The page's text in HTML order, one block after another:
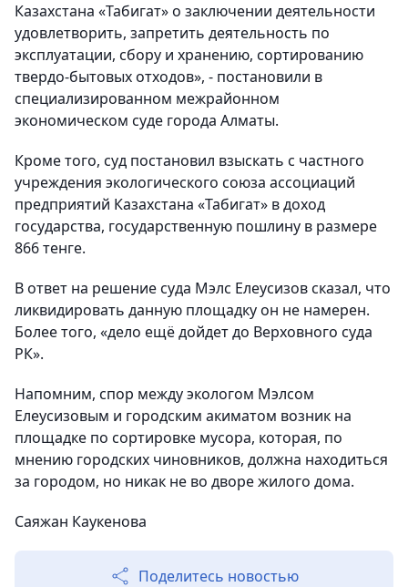
Казахстана «Табигат» о заключении деятельности
удовлетворить, запретить деятельность по
эксплуатации, сбору и хранению, сортированию
твердо-бытовых отходов», - постановили в
специализированном межрайонном
экономическом суде города Алматы.
Кроме того, суд постановил взыскать с частного
учреждения экологического союза ассоциаций
предприятий Казахстана «Табигат» в доход
государства, государственную пошлину в размере
866 тенге.
В ответ на решение суда Мэлс Елеусизов сказал, что
ликвидировать данную площадку он не намерен.
Более того, «дело ещё дойдет до Верховного суда
РК».
Напомним, спор между экологом Мэлсом
Елеусизовым и городским акиматом возник на
площадке по сортировке мусора, которая, по
мнению городских чиновников, должна находиться
за городом, но никак не во дворе жилого дома.
Саяжан Каукенова
Поделитесь новостью